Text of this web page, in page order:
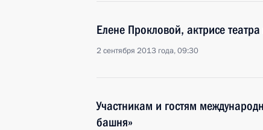
Елене Прокловой, актрисе
2 сентября 2013 года, 09:30
Участникам и гостям
башня»